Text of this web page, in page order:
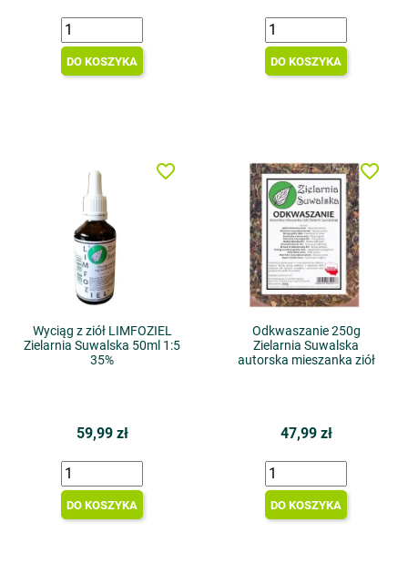
DO KOSZYKA DO KOSZYKA
Wyciąg z ziół LIMFOZIEL
Zielarnia Suwalska 50ml 1:5
35%
59,99 zł
DO KOSZYKA
favorite_border
Odkwaszanie 250g
Zielarnia Suwalska
autorska mieszanka ziół
47,99 zł
DO KOSZYKA
favorite_border